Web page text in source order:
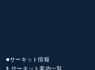
■サーキット情報
サーキット案内一覧